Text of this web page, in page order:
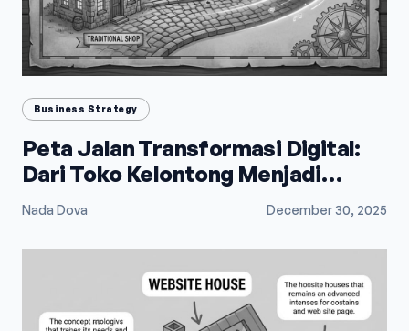
Business Strategy
Peta Jalan Transformasi Digital:
Dari Toko Kelontong Menjadi
Raksasa E-Commerce
Nada Dova December 30, 2025